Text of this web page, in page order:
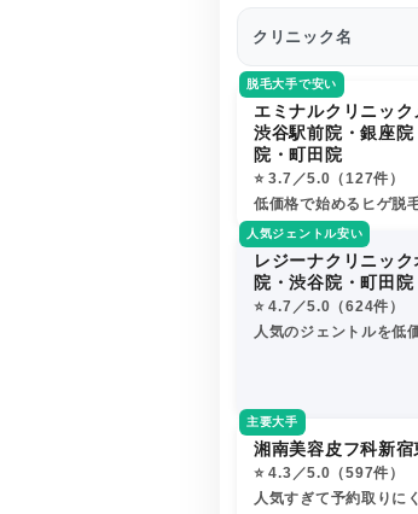
クリニック名
脱毛大手で安い
エミナルクリニッ
渋谷駅前院・銀座院
院・町田院
⭐️ 3.7／5.0（127件）
低価格で始めるヒゲ脱
人気ジェントル安い
レジーナクリニッ
院・渋谷院・町田
⭐️ 4.7／5.0（624件）
人気のジェントルを低
主要大手
湘南美容皮フ科新宿
⭐️ 4.3／5.0（597件）
人気すぎて予約取りに